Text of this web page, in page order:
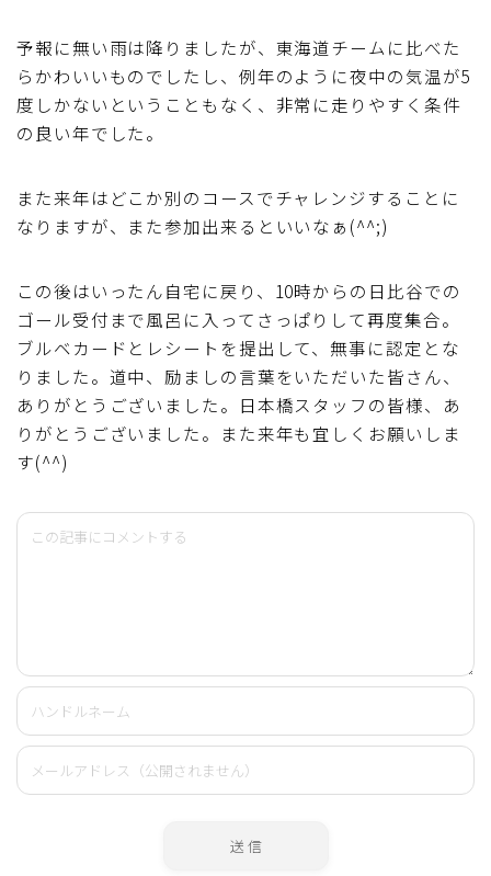
予報に無い雨は降りましたが、東海道チームに比べた
らかわいいものでしたし、例年のように夜中の気温が5
度しかないということもなく、非常に走りやすく条件
の良い年でした。
また来年はどこか別のコースでチャレンジすることに
なりますが、また参加出来るといいなぁ(^^;)
この後はいったん自宅に戻り、10時からの日比谷での
ゴール受付まで風呂に入ってさっぱりして再度集合。
ブルベカードとレシートを提出して、無事に認定とな
りました。道中、励ましの言葉をいただいた皆さん、
ありがとうございました。日本橋スタッフの皆様、あ
りがとうございました。また来年も宜しくお願いしま
す(^^)